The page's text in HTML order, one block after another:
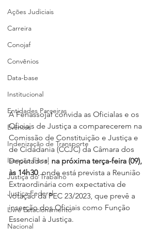
Ações Judiciais
Carreira
Conojaf
Convênios
Data-base
Institucional
Entidades Parceiras
Eventos
Indenização de Transporte
Isenção Fiscal
Justiça do Trabalho
Justiça Federal
Livre Estacionamento
Nacional
A Fenassojaf convida as Oficialas e os
Oficiais de Justiça a comparecerem na
Comissão de Constituição e Justiça e
de Cidadania (CCJC) da Câmara dos
Deputados, na próxima terça-feira (09),
às 14h30, onde está prevista a Reunião
Extraordinária com expectativa de
votação da PEC 23/2023, que prevê a
inserção dos Oficiais como Função
Essencial à Justiça.